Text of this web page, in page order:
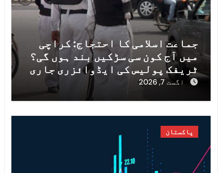
جماعت اسلامی کا احتجاج: کراچی
میں آج کون سی سڑکیں بند ہوں گی؟
ٹریفک پولیس کی ایڈوائزری جاری
اگست 7, 2026
پاکستان